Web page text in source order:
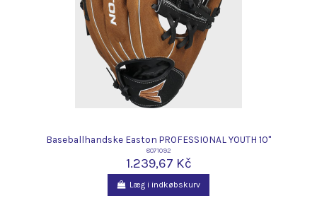
Baseballhandske Easton PROFESSIONAL YOUTH 10"
8071092
1.239,67 Kč
Læg i indkøbskurv